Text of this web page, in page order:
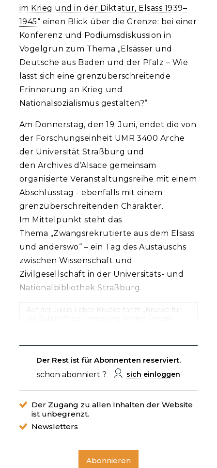
im Krieg und in der Diktatur, Elsass 1939–
1945“ einen Blick über die Grenze: bei einer
Konferenz und Podiumsdiskussion in
Vogelgrun zum Thema „Elsässer und
Deutsche aus Baden und der Pfalz – Wie
lässt sich eine grenzüberschreitende
Erinnerung an Krieg und
Nationalsozialismus gestalten?“
Am Donnerstag, den 19. Juni, endet die von
der Forschungseinheit UMR 3400 Arche
der Universität Straßburg und
den Archives d’Alsace gemeinsam
organisierte Veranstaltungsreihe mit einem
Abschlusstag - ebenfalls mit einem
grenzüberschreitenden Charakter.
Im Mittelpunkt steht das
Thema „Zwangsrekrutierte aus dem Elsass
und anderswo“ – ein Tag des Austauschs
zwischen Wissenschaft und
Zivilgesellschaft in der Universitäts- und
Nationalbibliothek Straßburg.
Auf der Julius-Leber-Brücke tanzt „Brücke für
Der Rest ist für Abonnenten reserviert.
schon abonniert ?
sich einloggen
Der Zugang zu allen Inhalten der Website
ist unbegrenzt.
Newsletters
Abonnieren